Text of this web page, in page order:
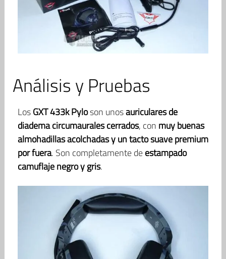
Análisis y Pruebas
LosGXT 433k Pyloson unosauriculares de
diadema circumaurales cerrados, con muy buenas
almohadillas acolchadas y un tacto suave premium
por fuera. Son completamente deestampado
camuflaje negro y gris.